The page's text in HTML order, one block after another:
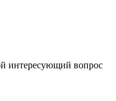
интересующий вопрос